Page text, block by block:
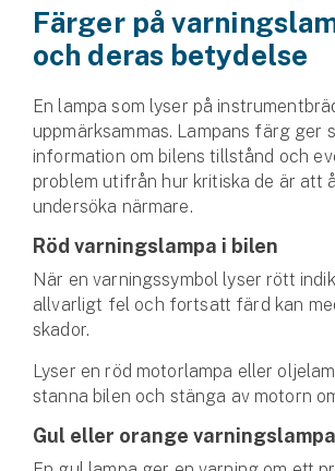
Hundförsäkring
Jakthundsförsäkring
Kattförsäkring
Djurförsäkring
Hem & hus
Hemförsäkring
Villaförsäkring
Bostadsrättsförsäkring
Hyresrättsförsäkring
Färger på
och deras betydelse
En lampa som lyser på
uppmärksammas. Lampans färg ger
information om bilens tillstånd och
problem utifrån hur kritiska de är att
undersöka närmare.
Röd varningslampa i bilen
När en varningssymbol lyser rött
allvarligt fel och fortsatt färd kan
skador.
Lyser en röd motorlampa eller
stanna bilen och stänga av motorn
Gul eller orange varningslampa